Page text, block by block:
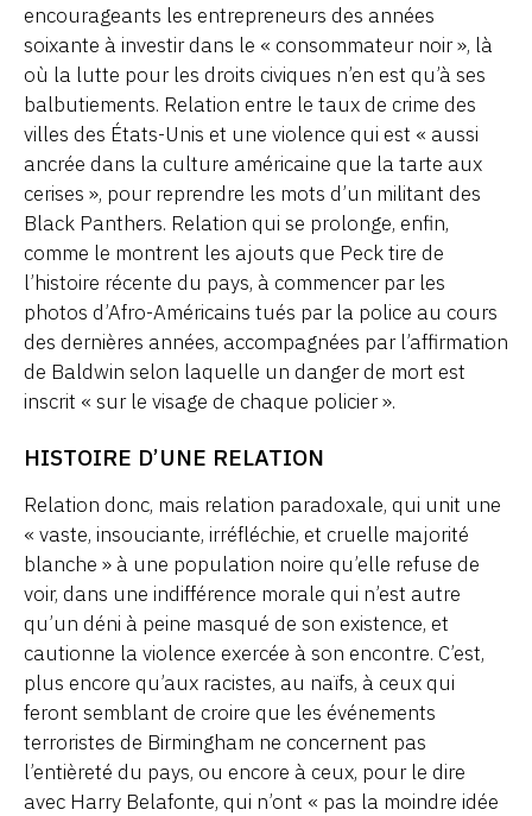
encourageants les entrepreneurs des années
soixante à investir dans le « consommateur noir », là
où la lutte pour les droits civiques n’en est qu’à ses
balbutiements. Relation entre le taux de crime des
villes des États-Unis et une violence qui est « aussi
ancrée dans la culture américaine que la tarte aux
cerises », pour reprendre les mots d’un militant des
Black Panthers. Relation qui se prolonge, enfin,
comme le montrent les ajouts que Peck tire de
l’histoire récente du pays, à commencer par les
photos d’Afro-Américains tués par la police au cours
des dernières années, accompagnées par l’affirmation
de Baldwin selon laquelle un danger de mort est
inscrit « sur le visage de chaque policier ».
HISTOIRE D’UNE RELATION
Relation donc, mais relation paradoxale, qui unit une
« vaste, insouciante, irréfléchie, et cruelle majorité
blanche » à une population noire qu’elle refuse de
voir, dans une indifférence morale qui n’est autre
qu’un déni à peine masqué de son existence, et
cautionne la violence exercée à son encontre. C’est,
plus encore qu’aux racistes, au naïfs, à ceux qui
feront semblant de croire que les événements
terroristes de Birmingham ne concernent pas
l’entièreté du pays, ou encore à ceux, pour le dire
avec Harry Belafonte, qui n’ont « pas la moindre idée